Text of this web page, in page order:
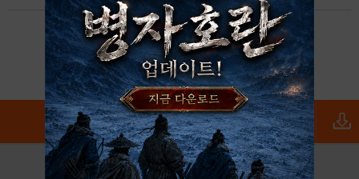
아이디 / 비밀번호 찾기 회원가입
로그인 PC버전 전체앱